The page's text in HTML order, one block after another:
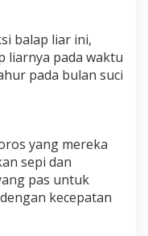
balap liar ini,
liarnya pada waktu
pada bulan suci
yang mereka
sepi dan
pas untuk
kecepatan